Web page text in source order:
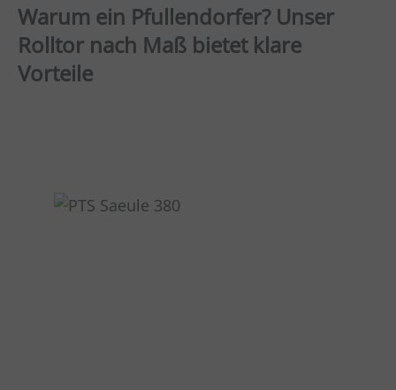
Warum ein Pfullendorfer? Unser
Rolltor nach Maß bietet klare
Vorteile